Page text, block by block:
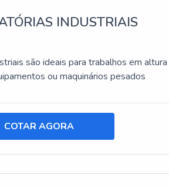
INDUSTRIAIS
são ideais para trabalhos em
ou maquinários pesados
COTAR AGORA